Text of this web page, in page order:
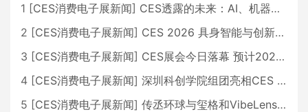
1 [CES消费电子展新闻] CES透露的未来：AI、机器人与智能生活大爆发
2 [CES消费电子展新闻] CES 2026 具身智能与创新领域 中国公司大放异彩
3 [CES消费电子展新闻] CES展会今日落幕 预计2026行业收入将超五千亿美元
4 [CES消费电子展新闻] 深圳科创学院组团亮相CES 广受好评
5 [CES消费电子展新闻] 传丞环球与玺格和VibeLens共同推出全新耳机